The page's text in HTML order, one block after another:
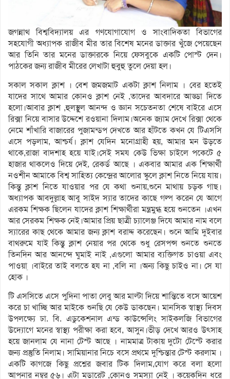
জগন্নাথ বিশ্ববিদ্যালয় এর গণযোগাযোগ ও সাংবাদিকতা বিভাগের
সহযোগী অধ্যাপক রাজীব মীর তার বিশেষ মনের ডাক্তার খুঁজে পেয়েছেন
আর তিনি তার মনের ডাক্তারকে নিয়ে ফেসবুকে একটি পোস্ট দেন।
পাঠকের জন্য রাজীব মীরের লেখাটা হুবুহু তুলে দেয়া হল।
সকাল সকাল ক্লাশ । বেশ জমজমাট একটা ক্লাশ নিলাম । বের হতেই
যাদের সাথে আমার কোনও ক্লাশ নেই ,তাদের আবদারে আড্ডা দিতে
হলো।আবার ক্লাশ ,হুলস্থুল আনন্দ ও জ্ঞান সচেতনতা শেষে বাইরে এসে
রিক্সা নিয়ে বাসার উদ্দেশে রওয়ানা দিলাম।অনেক জ্যাম দেখে রিক্সা থেকে
নেমে শাঁখারি বাজারের পুজামন্ডপ দেখতে আর হাঁটতে কখন যে টিএসসি
এসে পড়লাম, আশ্চর্য। ক্লাশ যেদিন মনোগ্রাহী হয়, আমার মন উড়তে
থাকে,রাজা বাদশাহ হয়ে যাই।সেই সময কেউ ভিক্ষা চাইলে পকেটে ৫
হাজার থাকলেও দিয়ে দেই, রেকর্ড আছে । একবার আমার এক শিক্ষার্থী
নওশীন আমাকে বিশ্ব সাহিত্য কেন্দ্রের আলোর স্কুলে ক্লাশ নিতে নিয়ে যায়।
কিন্তু ক্লাশ নিতে যাওয়ার পর যে কথা শুনায়,শুনে মাথায় চড়ক গাছ।
অধ্যাপক আবদুল্লাহ আবু সাইদ স্যার তাদের কাছে গল্প করেন যে আগে
এরকম শিক্ষক ছিলেন যাদের ক্লাশ শিক্ষার্থীরা মন্ত্রমুগ্ধ হয়ে শুনতেন ।এখন
আর সেরকম শিক্ষক নেই।আমার প্রিয় ছাত্রী চ্যালেঞ্জ দিযে আমার নাম বলে
স্যারের কাছ থেকে আমার জন্য ক্লাশ বরাদ্দ করেছেন। শুনে আমি দুইবার
বাথরুমে যাই কিন্তু ক্লাশ নেয়ার পর থেকে শুধু রেসপন্স শুনতে শুনতে
তিনদিন আর আনন্দে ঘুমাই নাই ,এগুলো আমার ব্যক্তিগত চাওয়া এবং
পাওয়া্ ।বাইরে তাই বলতে হয না ,বলি না ।অন্য কিছু চাইও না। সে যা
হোক ।
টি এসসিতে এসে পুদিনা পাতা লেবু আর মাল্টা দিয়ে শান্তিতে বসে আয়েশ
করে চা খাচ্ছি আর মাইকে শুনছি যে কেউ ডাকছেন। মানসিক স্বাস্থ্য দিবস
উপলক্ষ্যে ঢা. বি. এডুকেশনাল এন্ড কাউন্সেলিং সাইকলজি বিভাগের
উদ্যোগে মনের স্বাস্থ্য পরীক্ষা করা হবে, আসুন।ভীড় দেখে আরও উৎসাহ
হয়ে জানলাম যে নানা টেস্ট আছে । নামমাত্র টাকায় দুটো টেস্টে করার
জন্য প্রস্তুতি নিলাম। সামিয়ানার নিচে বসে প্রথমে দুশ্চিন্তার টেস্ট করলাম ।
একটি কাগজে কিছু প্রশ্নের জবার টিক দিলাম,যোগ করে বলা হলো
আপনার নম্বর ৫৬। এটা মডারেট ,কোনও সমস্যা নেই্ । কয়েকদিন ধরে